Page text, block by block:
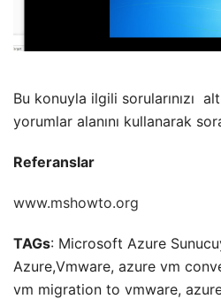
Bu konuyla ilgili sorularınızı
yorumlar alanını kullanarak
Referanslar
www.mshowto.org
TAGs: Microsoft Azure
Azure,Vmware, azure vm
vm migration to vmware,